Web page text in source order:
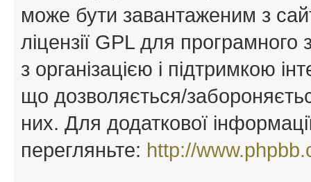
може бути завантаженим з
ліцензії GPL для
з організацією і підтримкою
що дозволяється/
них. Для додаткової
перегляньте: http://